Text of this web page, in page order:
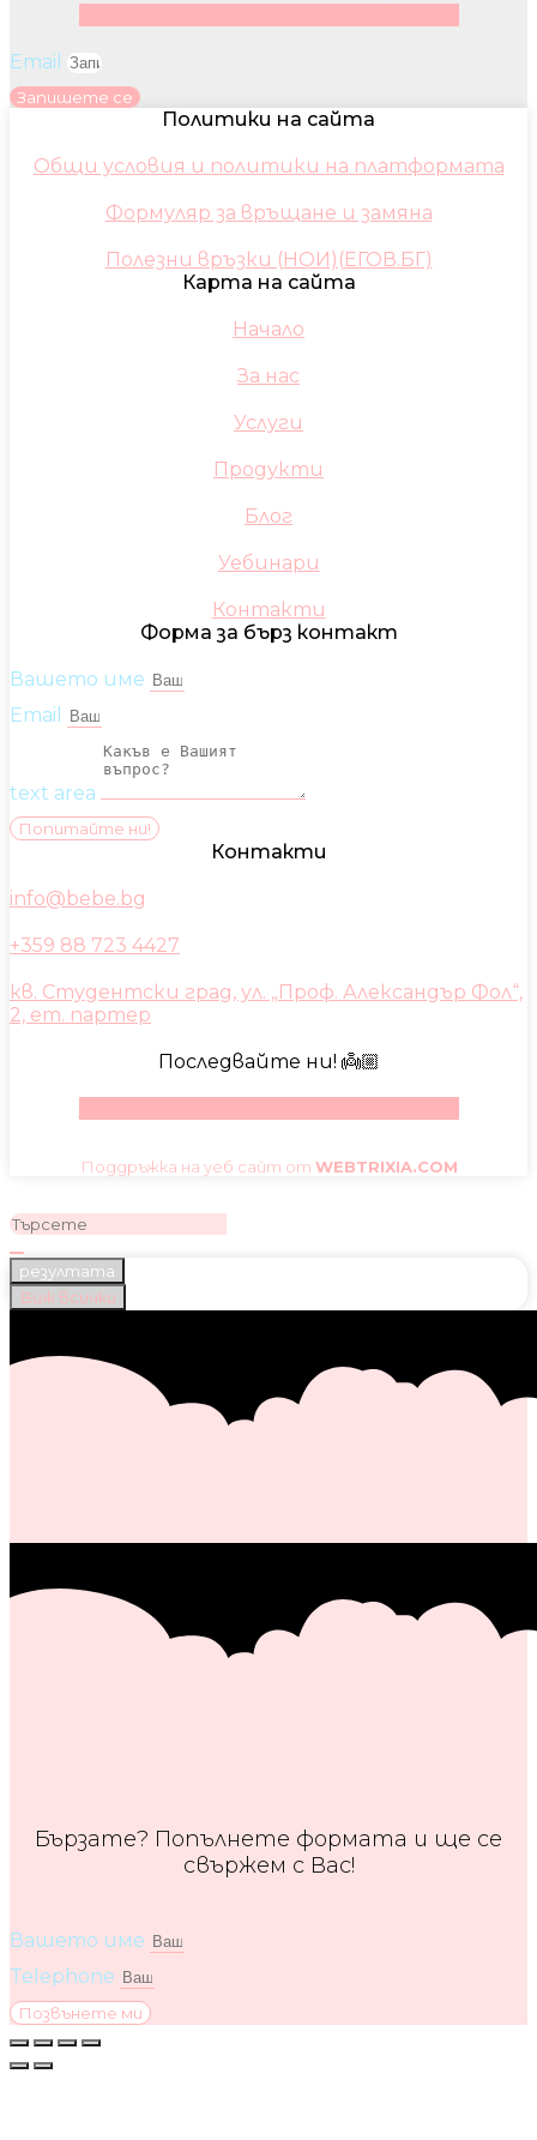
Email
Запишете се
Политики на сайта
Общи условия и политики на платформата
Формуляр за връщане и замяна
Полезни връзки (НОИ)(ЕГОВ.БГ)
Карта на сайта
Начало
За нас
Услуги
Продукти
Блог
Уебинари
Контакти
Форма за бърз контакт
Вашето име
Email
text area
Попитайте ни!
Контакти
info@bebe.bg
+359 88 723 4427
кв. Студентски град, ул. „Проф. Александър Фол“,
2, ет. партер
Последвайте ни! 👼🏼
Поддръжка на уеб сайт от WEBTRIXIA.COM
резултата
Виж всички
Бързате? Попълнете формата и ще се
свържем с Вас!
Вашето име
Telephone
Позвънете ми